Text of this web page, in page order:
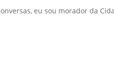
eu sou morador da